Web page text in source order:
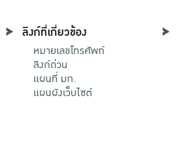
ลิงก์ที่เกี่ยวข้อง
หมายเลขโทรศัพท์
ลิงก์ด่วน
แผนที่ มก.
แผนผังเว็บไซต์